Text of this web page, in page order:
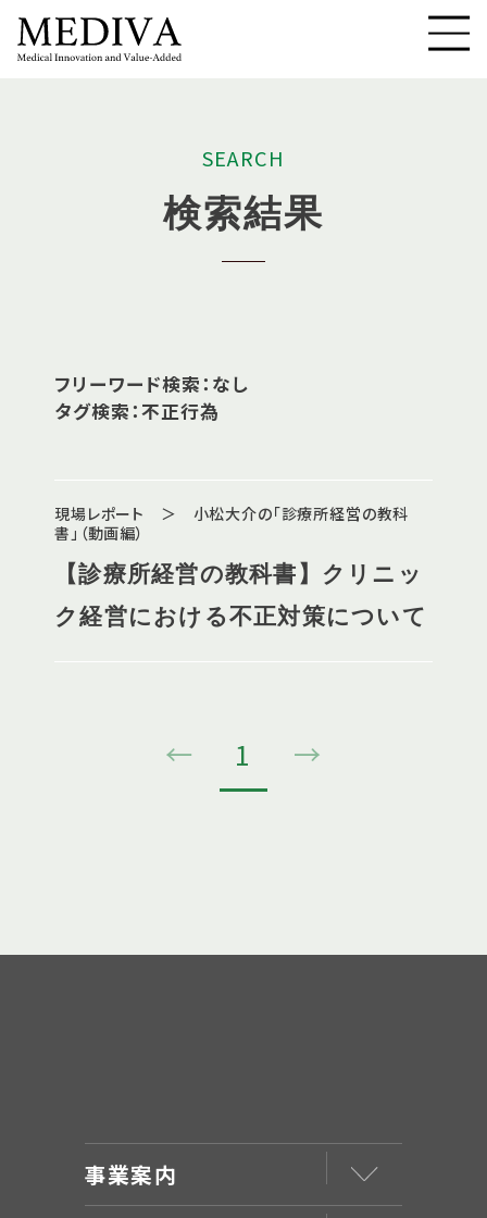
SEARCH
検索結果
フリーワード検索：なし
タグ検索：不正行為
現場レポート ＞ 小松大介の「診療所経営の教科
書」（動画編）
【診療所経営の教科書】クリニッ
ク経営における不正対策について
← 1 →
事業案内